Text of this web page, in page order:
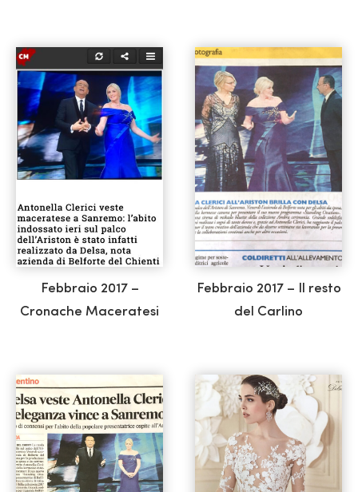
Febbraio 2017 –
Cronache Maceratesi
Febbraio 2017 – Il resto
del Carlino